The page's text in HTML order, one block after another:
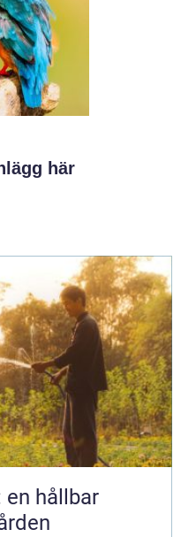
här
en hållbar